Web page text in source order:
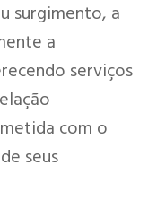
surgimento, a
a
serviços
com o
seus